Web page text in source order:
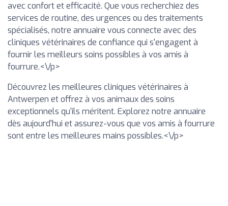
avec confort et efficacité. Que vous recherchiez des
services de routine, des urgences ou des traitements
spécialisés, notre annuaire vous connecte avec des
cliniques vétérinaires de confiance qui s'engagent à
fournir les meilleurs soins possibles à vos amis à
fourrure.<\/p>
Découvrez les meilleures cliniques vétérinaires à
Antwerpen et offrez à vos animaux des soins
exceptionnels qu'ils méritent. Explorez notre annuaire
dès aujourd'hui et assurez-vous que vos amis à fourrure
sont entre les meilleures mains possibles.<\/p>